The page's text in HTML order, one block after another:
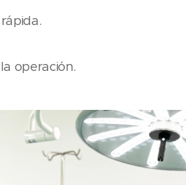
operación.